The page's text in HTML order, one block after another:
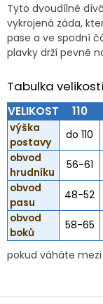
Tyto dvoudílné
vykrojená záda,
pase a ve spodní
plavky drží pevně
Tabulka
VELIKOST 110
výška
postavy
do 110
obvod
hrudníku
56-61
obvod
pasu
48-52
obvod
boků
58-65
pokud váháte